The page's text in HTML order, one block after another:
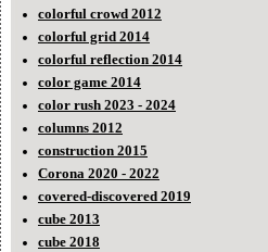
colorful crowd 2012
colorful grid 2014
colorful reflection 2014
color game 2014
color rush 2023 - 2024
columns 2012
construction 2015
Corona 2020 - 2022
covered-discovered 2019
cube 2013
cube 2018